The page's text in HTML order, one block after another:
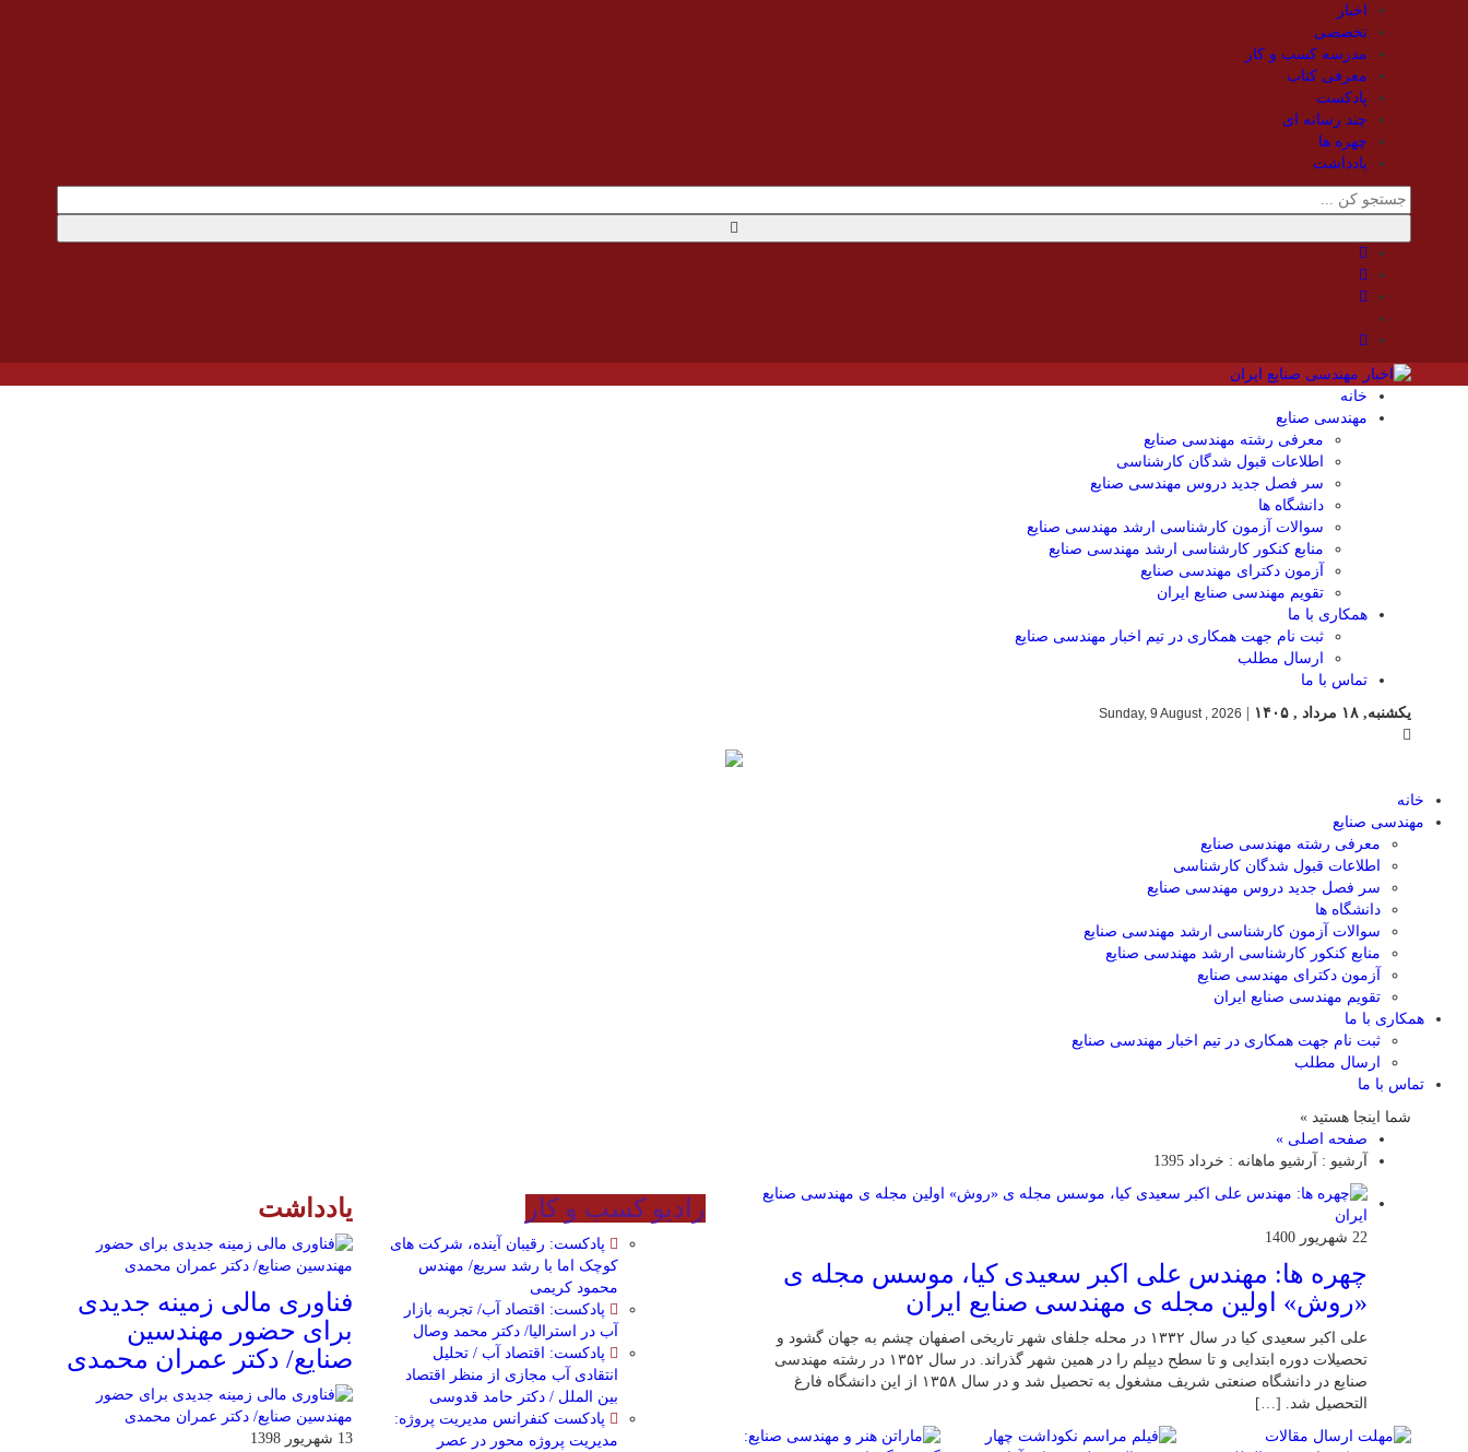
اخبار
تخصصی
مدرسه کسب و کار
معرفی کتاب
پادکست
چند رسانه ای
چهره ها
یادداشت
خانه
مهندسی صنایع
معرفی رشته مهندسی صنایع
اطلاعات قبول شدگان کارشناسی
سر فصل جدید دروس مهندسی صنایع
دانشگاه ها
سوالات آزمون کارشناسی ارشد مهندسی صنایع
منابع کنکور کارشناسی ارشد مهندسی صنایع
آزمون دکترای مهندسی صنایع
تقویم مهندسی صنایع ایران
همکاری با ما
ثبت نام جهت همکاری در تیم اخبار مهندسی صنایع
ارسال مطلب
تماس با ما
یکشنبه, ۱۸ مرداد , ۱۴۰۵
Sunday, 9 August , 2026
خانه
مهندسی صنایع
معرفی رشته مهندسی صنایع
اطلاعات قبول شدگان کارشناسی
سر فصل جدید دروس مهندسی صنایع
دانشگاه ها
سوالات آزمون کارشناسی ارشد مهندسی صنایع
منابع کنکور کارشناسی ارشد مهندسی صنایع
آزمون دکترای مهندسی صنایع
تقویم مهندسی صنایع ایران
همکاری با ما
ثبت نام جهت همکاری در تیم اخبار مهندسی صنایع
ارسال مطلب
تماس با ما
شما اینجا هستید »
صفحه اصلی »
آرشیو : آرشیو ماهانه : خرداد 1395
22 شهریور 1400
چهره ها: مهندس علی اکبر سعیدی کیا، موسس مجله ی
«روش» اولین مجله ی مهندسی صنایع ایران
علی اکبر سعیدی کیا در سال ۱۳۳۲ در محله جلفای شهر تاریخی اصفهان چشم به جهان گشود و
تحصیلات دوره ابتدایی و تا سطح دیپلم را در همین شهر گذراند. در سال ۱۳۵۲ در رشته مهندسی
صنایع در دانشگاه صنعتی شریف مشغول به تحصیل شد و در سال ۱۳۵۸ از این دانشگاه فارغ
التحصیل شد. […]
رادیو کسب و کار
پادکست: رقیبان آینده، شرکت های
کوچک اما با رشد سریع/ مهندس
محمود کریمی
پادکست: اقتصاد آب/ تجربه بازار
آب در استرالیا/ دکتر محمد وصال
پادکست: اقتصاد آب / تحلیل
انتقادی آب مجازی از منظر اقتصاد
بین الملل / دکتر حامد قدوسی
پادکست کنفرانس مدیریت پروژه:
مدیریت پروژه محور در عصر
یادداشت
فناوری مالی زمینه جدیدی
برای حضور مهندسین
صنایع/ دکتر عمران محمدی
13 شهریور 1398